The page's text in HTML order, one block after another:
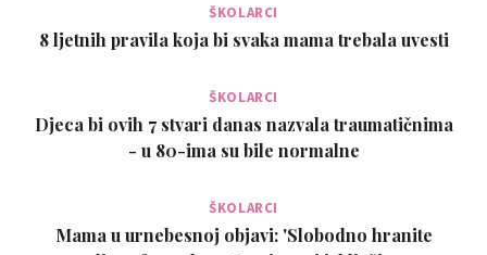
ŠKOLARCI
8 ljetnih pravila koja bi svaka mama trebala uvesti
ŠKOLARCI
Djeca bi ovih 7 stvari danas nazvala traumatičnima
- u 80-ima su bile normalne
ŠKOLARCI
Mama u urnebesnoj objavi: 'Slobodno hranite